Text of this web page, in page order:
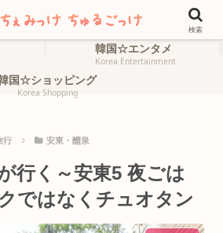
韓国☆旅行
韓国☆エンタメ
Korea Entertainment
国☆ショッピング
Korea Shopping
行 安東・醴泉
行く～安東5 夜ごは
ではなくチュオタン
検索